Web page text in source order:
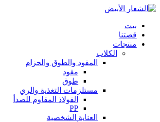
بيت
قصتنا
منتجات
الكلاب
المقود والطوق والحزام
مقود
طوق
مستلزمات التغذية والري
الفولاذ المقاوم للصدأ
PP
العناية الشخصية